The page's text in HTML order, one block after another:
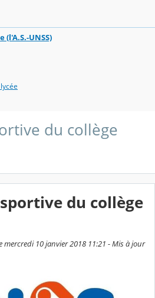
UNSS)
du collège
du collège
10 janvier 2018 11:21 - Mis à jour